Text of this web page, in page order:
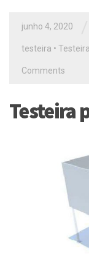
junho 4, 2020
testeira •
Comments
Testeira